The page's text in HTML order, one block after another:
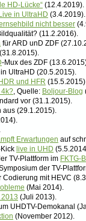
HD-Lücke“ (12.4.2019).
in UltraHD (3.4.2019).
nicht besser
(11.2.2016).
für ARD unD ZDF
(31.8.2015).
-Mux des ZDF
in UltraHD (20.5.2015).
und HFR
4k?, Quelle: Boljour-Blog
vor (31.1.2015).
aus (29.1.2015).
Erwartungen auf
live in UHD
TV-Plattform im FKTG-
der TV-
Codierung mit HEVC
(Mai 2014).
2013 (Juli 2013).
UHDTV-Demokanal
(November 2012).